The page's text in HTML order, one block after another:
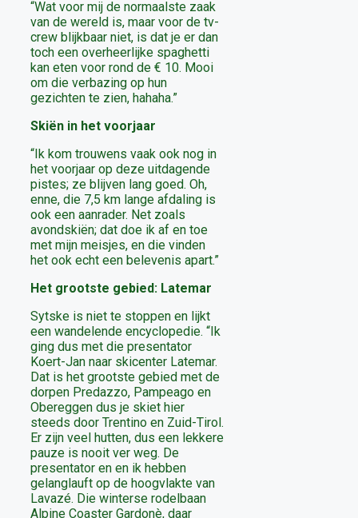
“Wat voor mij de normaalste zaak
van de wereld is, maar voor de tv-
crew blijkbaar niet, is dat je er dan
toch een overheerlijke spaghetti
kan eten voor rond de € 10. Mooi
om die verbazing op hun
gezichten te zien, hahaha.”
Skiën in het voorjaar
“Ik kom trouwens vaak ook nog in
het voorjaar op deze uitdagende
pistes; ze blijven lang goed. Oh,
enne, die 7,5 km lange afdaling is
ook een aanrader. Net zoals
avondskiën; dat doe ik af en toe
met mijn meisjes, en die vinden
het ook echt een belevenis apart.”
Het grootste gebied: Latemar
Sytske is niet te stoppen en lijkt
een wandelende encyclopedie. “Ik
ging dus met die presentator
Koert-Jan naar skicenter Latemar.
Dat is het grootste gebied met de
dorpen Predazzo, Pampeago en
Obereggen dus je skiet hier
steeds door Trentino en Zuid-Tirol.
Er zijn veel hutten, dus een lekkere
pauze is nooit ver weg. De
presentator en en ik hebben
gelanglauft op de hoogvlakte van
Lavazé. Die winterse rodelbaan
Alpine Coaster Gardonè, daar